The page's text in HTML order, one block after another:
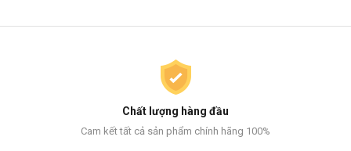
Chất lượng hàng đầu
Cam kết tất cả sản phẩm chính hãng 100%